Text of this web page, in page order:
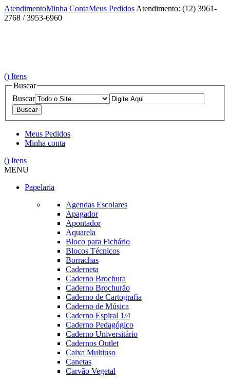
AtendimentoMinha ContaMeus Pedidos Atendimento: (12) 3961-
2768 / 3953-6960
() Itens
Buscar
Buscar
Meus Pedidos
Minha conta
() Itens
MENU
Papelaria
Agendas Escolares
Apagador
Apontador
Aquarela
Bloco para Fichário
Blocos Técnicos
Borrachas
Caderneta
Caderno Brochura
Caderno Brochurão
Caderno de Cartografia
Caderno de Música
Caderno Espiral 1/4
Caderno Pedagógico
Caderno Universitário
Cadernos Outlet
Caixa Multiuso
Canetas
Carvão Vegetal